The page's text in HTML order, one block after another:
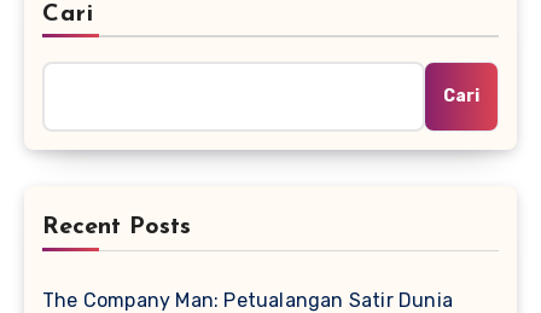
Cari
Cari
Recent Posts
The Company Man: Petualangan Satir Dunia